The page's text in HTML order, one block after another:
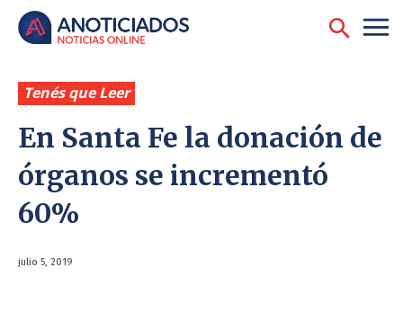
Tenés que Leer
En Santa Fe la donación de
órganos se incrementó
60%
julio 5, 2019